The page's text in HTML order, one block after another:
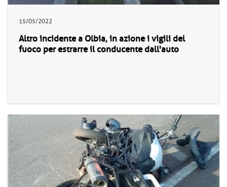
15/05/2022
Altro incidente a Olbia, in azione i vigili del
fuoco per estrarre il conducente dall'auto